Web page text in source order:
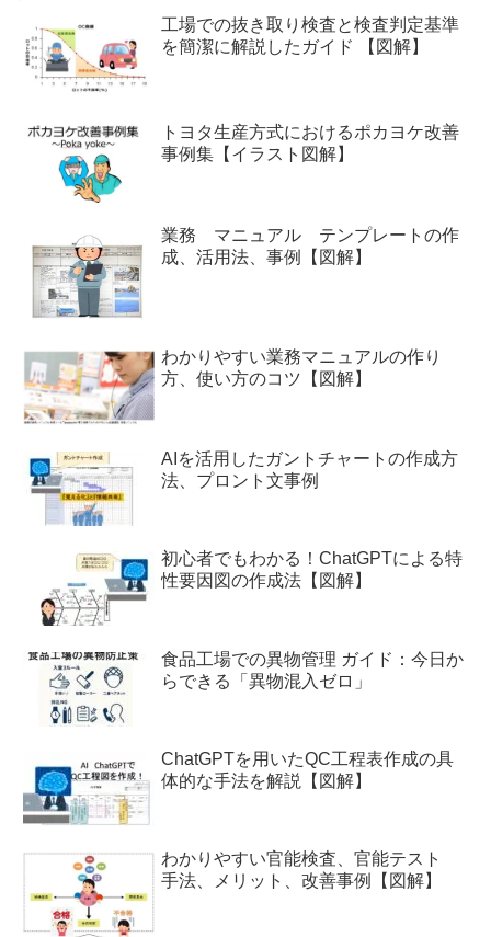
工場での抜き取り検査と検査判定基準
を簡潔に解説したガイド 【図解】
トヨタ生産方式におけるポカヨケ改善
事例集【イラスト図解】
業務 マニュアル テンプレートの作
成、活用法、事例【図解】
わかりやすい業務マニュアルの作り
方、使い方のコツ【図解】
AIを活用したガントチャートの作成方
法、プロント文事例
初心者でもわかる！ChatGPTによる特
性要因図の作成法【図解】
食品工場での異物管理 ガイド：今日か
らできる「異物混入ゼロ」
ChatGPTを用いたQC工程表作成の具
体的な手法を解説【図解】
わかりやすい官能検査、官能テスト
手法、メリット、改善事例【図解】